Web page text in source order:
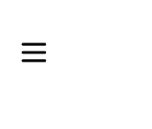
đến
nội